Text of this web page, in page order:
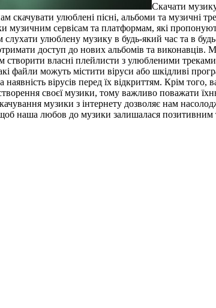
Скaчaти
улюблені пісні, альбоми та музичні
сервісам та платформам, які
улюблену музику в будь-який час та в
доступ до нових альбомів та виконавців.
власні плейлисти з улюбленими
файли можуть містити віруси або шкідливі
вірусів перед їх відкриттям. Крім
своєї музики, тому важливо поважати
музики з інтернету дозволяє нам
наша любов до музики залишалася позитивним